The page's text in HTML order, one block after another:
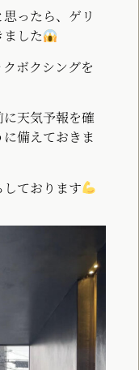
ったら、ゲリ
した
ボクシングを
天気予報を確
備えておきま
ております